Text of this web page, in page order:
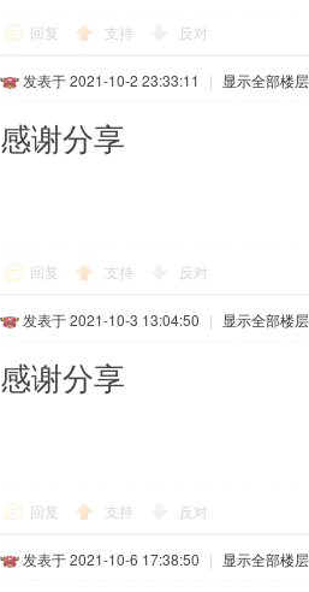
回复 支持 反对
发表于 2021-10-2 23:33:11 | 显示全部楼层
感谢分享
回复 支持 反对
发表于 2021-10-3 13:04:50 | 显示全部楼层
感谢分享
回复 支持 反对
发表于 2021-10-6 17:38:50 | 显示全部楼层